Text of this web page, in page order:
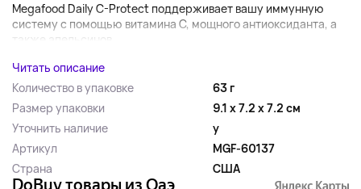
Megafood Daily C-Protect поддерживает вашу иммунную
систему с помощью витамина C, мощного антиоксиданта, а
также апельсинов,...
Читать описание
Количество в упаковке
63 г
Размер упаковки
9.1 x 7.2 x 7.2 см
Уточнить наличие
y
Артикул
MGF-60137
Страна
США